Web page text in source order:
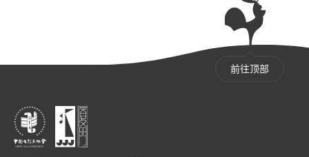
前往顶部